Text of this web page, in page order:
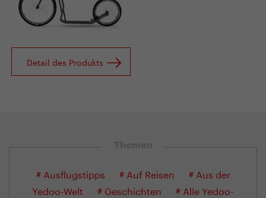
Detail des Produkts
Themen
# Ausflugstipps # Auf Reisen
# Aus der
Yedoo-Welt
# Geschichten
# Alle Yedoo-